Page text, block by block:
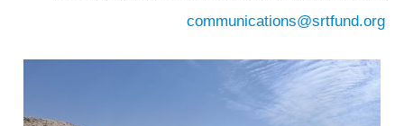
communications@srtfund.org